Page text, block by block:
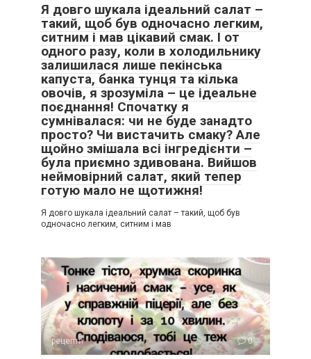
Я довго шукала ідеальний салат –
такий, щоб був одночасно легким,
ситним і мав цікавий смак. І от
одного разу, коли в холодильнику
залишилася лише пекінська
капуста, банка тунця та кілька
овочів, я зрозуміла – це ідеальне
поєднання! Спочатку я
сумнівалася: чи не буде занадто
просто? Чи вистачить смаку? Але
щойно змішала всі інгредієнти –
була приємно здивована. Вийшов
неймовірний салат, який тепер
готую мало не щотижня!
Я довго шукала ідеальний салат – такий, щоб був
одночасно легким, ситним і мав
рецепти 0